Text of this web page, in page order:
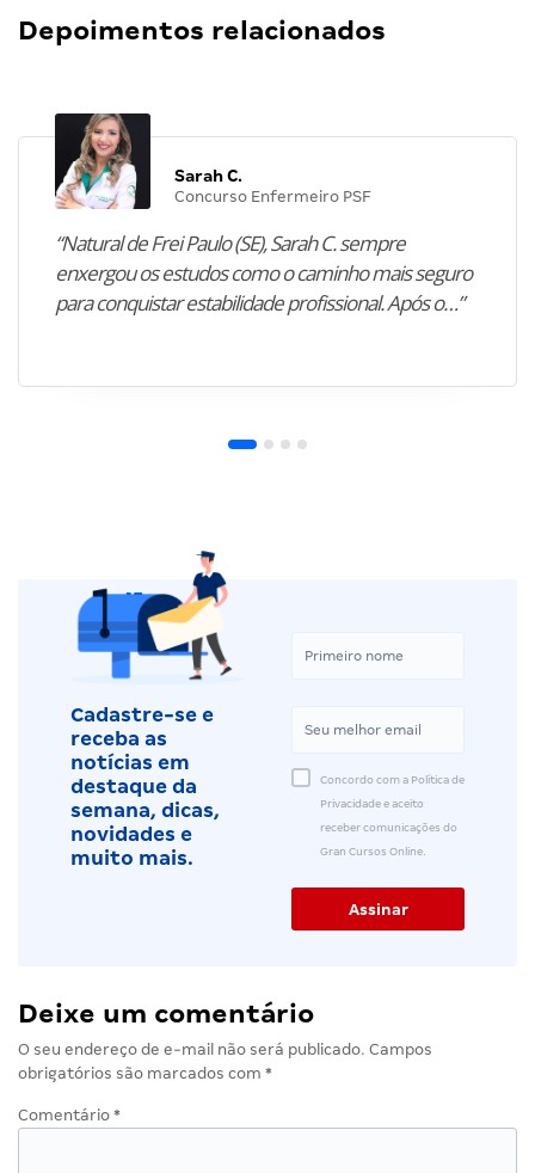
Depoimentos relacionados
Sarah C.
Concurso Enfermeiro PSF
“Natural de Frei Paulo (SE), Sarah C. sempre
enxergou os estudos como o caminho mais seguro
para conquistar estabilidade profissional. Após o…”
Cadastre-se e
receba as
notícias em
destaque da
semana, dicas,
novidades e
muito mais.
Concordo com a Política de
Privacidade e aceito
receber comunicações do
Gran Cursos Online.
Deixe um comentário
O seu endereço de e-mail não será publicado. Campos
obrigatórios são marcados com *
Comentário *